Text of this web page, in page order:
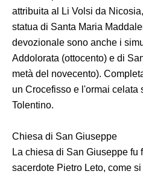
attribuita al Li Volsi da
statua di Santa Maria
devozionale sono anche i
Addolorata (ottocento) e di
metà del novecento).
un Crocefisso e l'ormai celata
Tolentino.
Chiesa di San Giuseppe
La chiesa di San Giuseppe fu
sacerdote Pietro Leto, come